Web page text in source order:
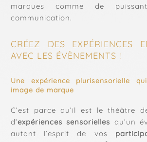
marques comme de
communication.
CRÉEZ DES EXPÉRIENCES
AVEC LES ÉVÈNEMENTS !
Une expérience plurisensorielle
image de marque
C’est parce qu’il est le théâtre
d’expériences sensorielles qu’un
autant l’esprit de vos